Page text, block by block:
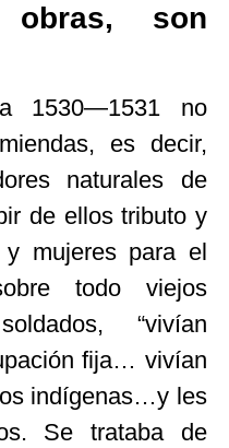
obras, son
1530—1531 no
es decir,
naturales de
de ellos tributo y
mujeres para el
todo viejos
“vivían
fija… vivían
indígenas…y les
Se trataba de